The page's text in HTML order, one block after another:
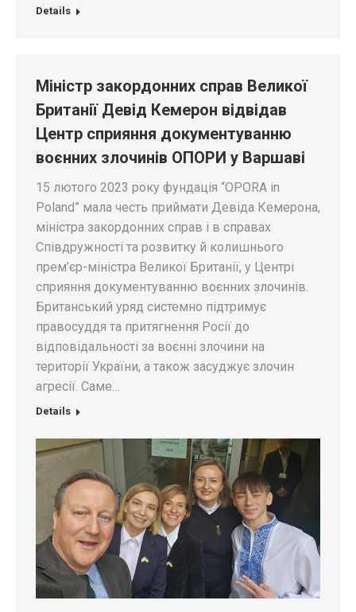
Details
Міністр закордонних справ Великої
Британії Девід Кемерон відвідав
Центр сприяння документуванню
воєнних злочинів ОПОРИ у Варшаві
15 лютого 2023 року фундація “OPORA in
Poland” мала честь приймати Девіда Кемерона,
міністра закордонних справ і в справах
Співдружності та розвитку й колишнього
прем’єр-міністра Великої Британії, у Центрі
сприяння документуванню воєнних злочинів.
Британський уряд системно підтримує
правосуддя та притягнення Росії до
відповідальності за воєнні злочини на
території України, а також засуджує злочин
агресії. Саме…
Details